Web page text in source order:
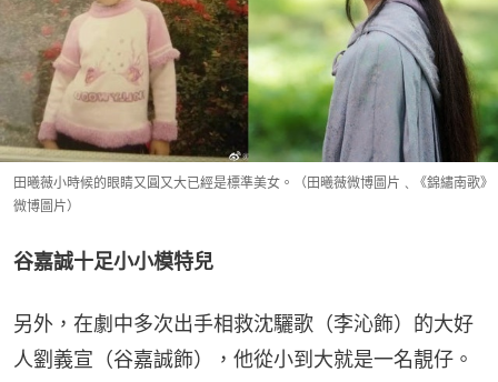
田曦薇小時候的眼睛又圓又大已經是標準美女。（田曦薇微博圖片﹑《錦繡南歌》
微博圖片）
谷嘉誠十足小小模特兒
另外，在劇中多次出手相救沈驪歌（李沁飾）的大好
人劉義宣（谷嘉誠飾），他從小到大就是一名靚仔。